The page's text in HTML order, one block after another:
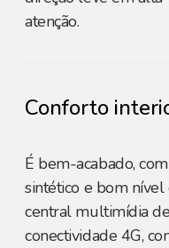
atenção.
Conforto
É bem-acabado,
sintético e bom
central multimídia
conectividade 4G,